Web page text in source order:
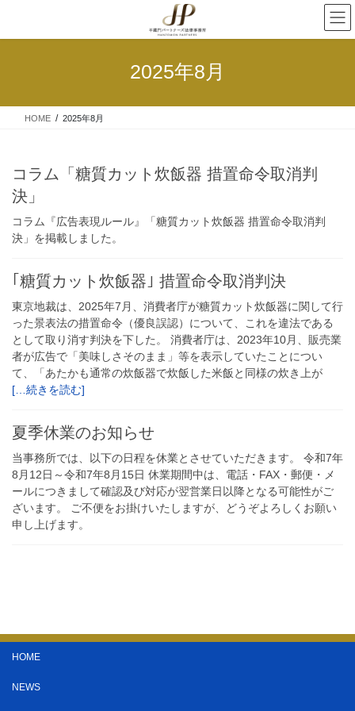
2025年8月
HOME 2025年8月
コラム「糖質カット炊飯器 措置命令取消判
決」
コラム『広告表現ルール』「糖質カット炊飯器 措置命令取消判
決」を掲載しました。
｢糖質カット炊飯器｣ 措置命令取消判決
東京地裁は、2025年7月、消費者庁が糖質カット炊飯器に関して行
った景表法の措置命令（優良誤認）について、これを違法である
として取り消す判決を下した。 消費者庁は、2023年10月、販売業
者が広告で「美味しさそのまま」等を表示していたことについ
て、「あたかも通常の炊飯器で炊飯した米飯と同様の炊き上が
[…続きを読む]
夏季休業のお知らせ
当事務所では、以下の日程を休業とさせていただきます。 令和7年
8月12日～令和7年8月15日 休業期間中は、電話・FAX・郵便・メ
ールにつきまして確認及び対応が翌営業日以降となる可能性がご
ざいます。 ご不便をお掛けいたしますが、どうぞよろしくお願い
申し上げます。
HOME
NEWS